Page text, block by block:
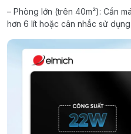
– Phòng lớn (trên 40m²): Cần
hơn 6 lít hoặc cân nhắc sử